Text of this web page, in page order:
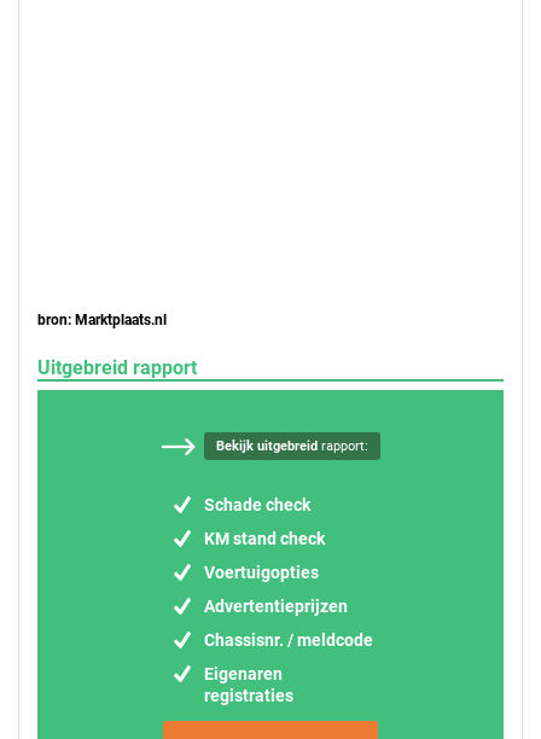
bron: Marktplaats.nl
Uitgebreid rapport
Bekijk uitgebreidrapport:
Schade check
KM stand check
Voertuigopties
Advertentieprijzen
Chassisnr. / meldcode
Eigenaren
registraties